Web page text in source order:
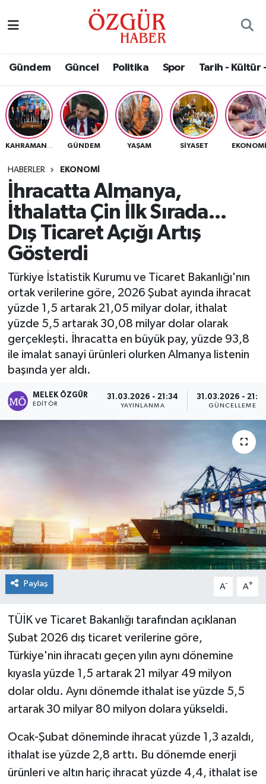
Gündem Güncel Politika Spor Tarih - Kültür
GÜNDEM YAŞAM SIYASET EKONOMI
HABERLER EKONOMI
İhracatta Almanya,
İthalatta Çin İlk Sırada...
Dış Ticaret Açığı Artış
Gösterdi
Türkiye İstatistik Kurumu ve Ticaret Bakanlığı'nın
ortak verilerine göre, 2026 Şubat ayında ihracat
yüzde 1,5 artarak 21,05 milyar dolar, ithalat
yüzde 5,5 artarak 30,08 milyar dolar olarak
gerçekleşti. İhracatta en büyük pay, yüzde 93,8
ile imalat sanayi ürünleri olurken Almanya listenin
başında yer aldı.
MELEK ÖZGÜR
EDITÖR
31.03.2026 - 21:34
YAYINLANMA
31.03.2026 -
GÜNCELLEME
Paylaş A- A+
TÜİK ve Ticaret Bakanlığı tarafından açıklanan
Şubat 2026 dış ticaret verilerine göre,
Türkiye'nin ihracatı geçen yılın aynı dönemine
kıyasla yüzde 1,5 artarak 21 milyar 49 milyon
dolar oldu. Aynı dönemde ithalat ise yüzde 5,5
artarak 30 milyar 80 milyon dolara yükseldi.
Ocak-Şubat döneminde ihracat yüzde 1,3 azaldı,
ithalat ise yüzde 2,8 arttı. Bu dönemde enerji
ürünleri ve altın hariç ihracat yüzde 4,4, ithalat ise
Eğitim
Ekonomi
Güncel
Gündem
Magazin
Politika
Sağlık
Spor
Tarih - Kültür - Sanat - Turizm
Yaşam
Nöbetçi Eczaneler
Namaz Vakitleri
Trafik Durumu
Süper Lig Puan Durumu ve Fikstür
Tüm Manşetler
Son Dakika Haberleri
Haber Arşivi